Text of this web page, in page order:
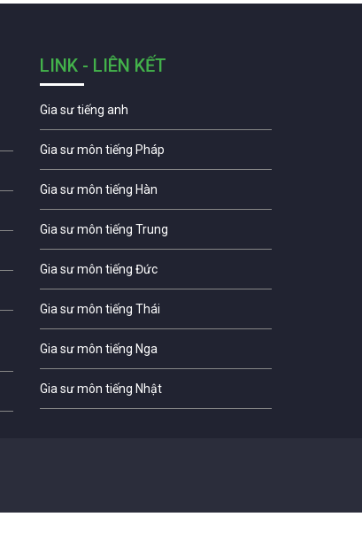
LINK - LIÊN KẾT
Gia sư tiếng anh
Gia sư môn tiếng Pháp
Gia sư môn tiếng Hàn
Gia sư môn tiếng Trung
Gia sư môn tiếng Đức
Gia sư môn tiếng Thái
Gia sư môn tiếng Nga
Gia sư môn tiếng Nhật